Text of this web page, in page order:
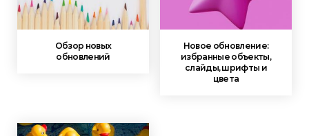
Обзор новых
обновлений
Новое обновление:
избранные объекты,
слайды, шрифты и
цвета